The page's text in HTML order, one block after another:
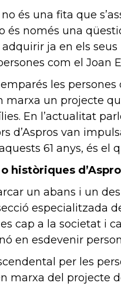
és una fita que
és només una
ja en els
com el Joan
les
marxa un projecte
En l’actualitat
d’Aspros van
61 anys, és el
històriques
un abans i un
especialitzada
cap a la societat i
en esdevenir
per les
marxa del projecte